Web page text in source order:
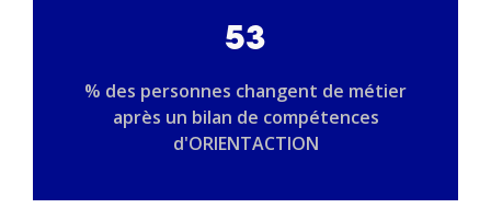
53
% des personnes changent de métier
après un bilan de compétences
d'ORIENTACTION